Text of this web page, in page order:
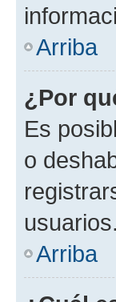
Arriba
¿Por
Es
o
Arriba